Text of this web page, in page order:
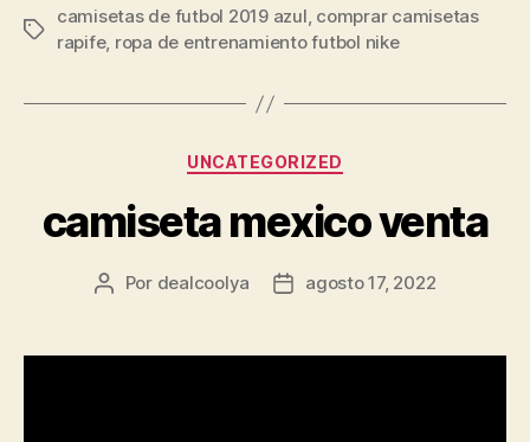
Etiquetas
camisetas de futbol 2019 azul, comprar camisetas
rapife, ropa de entrenamiento futbol nike
Categorías
UNCATEGORIZED
camiseta mexico venta
Autor
entrada
Por dealcoolya
Fecha
entrada
agosto 17, 2022